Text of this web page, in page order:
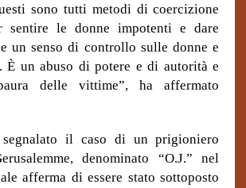
sono tutti metodi di coercizione
sentire le donne impotenti e dare
un senso di controllo sulle donne e
È un abuso di potere e di autorità e
delle vittime”, ha affermato
segnalato il caso di un prigioniero
denominato “O.J.” nel
afferma di essere stato sottoposto